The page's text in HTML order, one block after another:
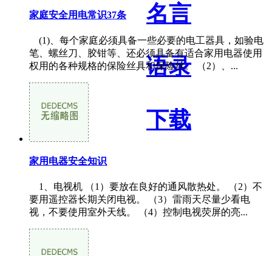
名言
语录
下载
家庭安全用电常识37条
(1)、每个家庭必须具备一些必要的电工器具，如验电
笔、螺丝刀、胶钳等、还必须具备有适合家用电器使用
权用的各种规格的保险丝具和保险丝。 （2）、...
家用电器安全知识
1、电视机 （1）要放在良好的通风散热处。 （2）不
要用遥控器长期关闭电视。 （3）雷雨天尽量少看电
视，不要使用室外天线。 （4）控制电视荧屏的亮...